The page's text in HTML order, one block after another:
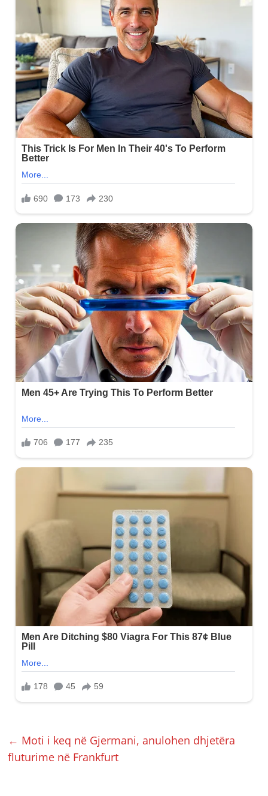
← Moti i keq në Gjermani, anulohen dhjetëra
fluturime në Frankfurt